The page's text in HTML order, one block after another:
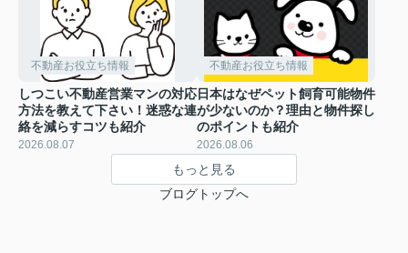
不動産お役立ち情報
しつこい不動産営業マンの対応
方法を教えて下さい！迷惑な連
絡を減らすコツも紹介
2026.08.07
不動産お役立ち情報
日本はなぜペット飼育可能物件
が少ないのか？理由と物件探し
のポイントも紹介
2026.08.06
もっと見る
ブログトップへ